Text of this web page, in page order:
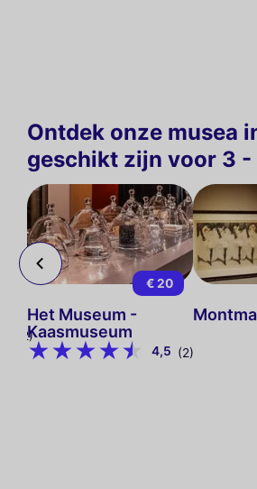
Ontdek onze musea
geschikt zijn voor 3 -
(12)
€ 20
Het Museum -
Kaasmuseum
4,5 (2)